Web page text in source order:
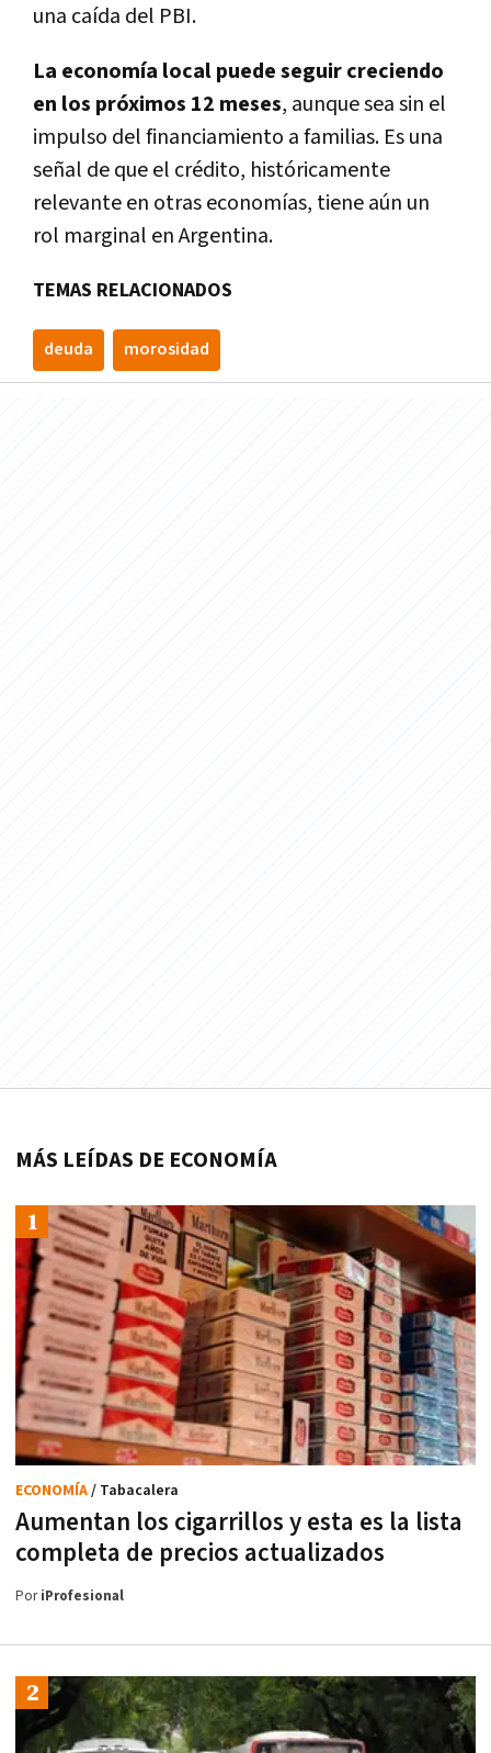
una caída del PBI.
La economía local puede seguir creciendo
en los próximos 12 meses, aunque sea sin el
impulso del financiamiento a familias. Es una
señal de que el crédito, históricamente
relevante en otras economías, tiene aún un
rol marginal en Argentina.
TEMAS RELACIONADOS
deuda morosidad
MÁS LEÍDAS DE ECONOMÍA
Aumentan los cigarrillos y esta es la lista
completa de precios actualizados
ECONOMÍA/ Tabacalera
PoriProfesional